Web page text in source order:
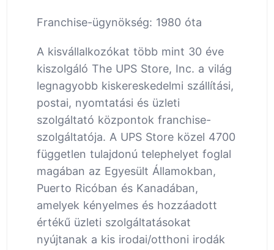
Franchise-ügynökség: 1980 óta
A kisvállalkozókat több mint 30 éve
kiszolgáló The UPS Store, Inc. a világ
legnagyobb kiskereskedelmi szállítási,
postai, nyomtatási és üzleti
szolgáltató központok franchise-
szolgáltatója. A UPS Store közel 4700
független tulajdonú telephelyet foglal
magában az Egyesült Államokban,
Puerto Ricóban és Kanadában,
amelyek kényelmes és hozzáadott
értékű üzleti szolgáltatásokat
nyújtanak a kis irodai/otthoni irodák